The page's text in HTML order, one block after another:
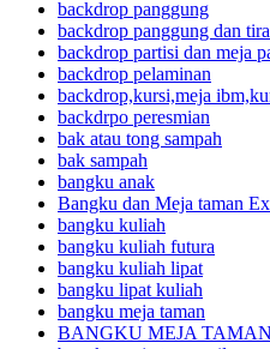
backdrop panggung
backdrop panggung dan
backdrop partisi dan meja
backdrop pelaminan
backdrop,kursi,meja
backdrpo peresmian
bak atau tong sampah
bak sampah
bangku anak
Bangku dan Meja taman
bangku kuliah
bangku kuliah futura
bangku kuliah lipat
bangku lipat kuliah
bangku meja taman
BANGKU MEJA